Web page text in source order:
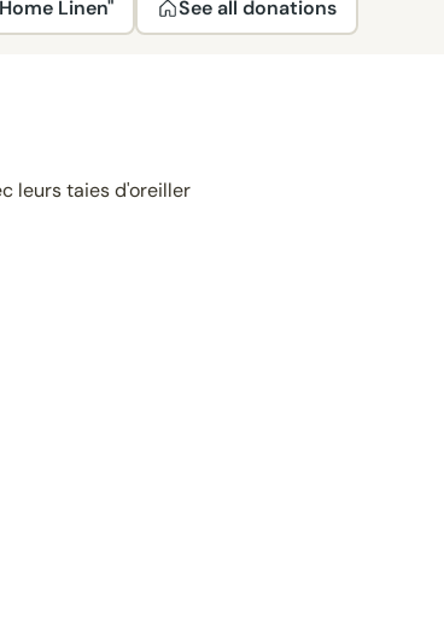
Linen"
See all donations
leurs taies d'oreiller